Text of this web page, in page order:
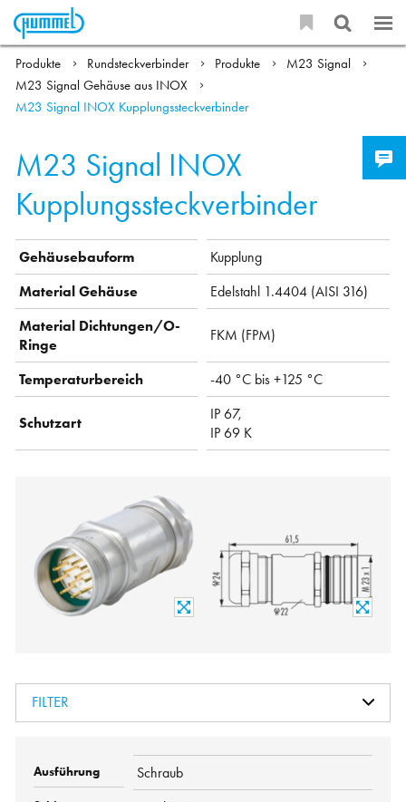
Produkte Rundsteckverbinder Produkte
M23 Signal
M23 Signal Gehäuse aus INOX
M23 Signal INOX Kupplungssteckverbinder
M23 Signal INOX
Kupplungssteckverbinder
Gehäusebauform
Kupplung
Material Gehäuse
Edelstahl 1.4404 (AISI 316)
Material Dichtungen/O-
Ringe
FKM (FPM)
Temperaturbereich -40 °C bis +125 °C
Schutzart
IP 67,
IP 69 K
FILTER
Schraub